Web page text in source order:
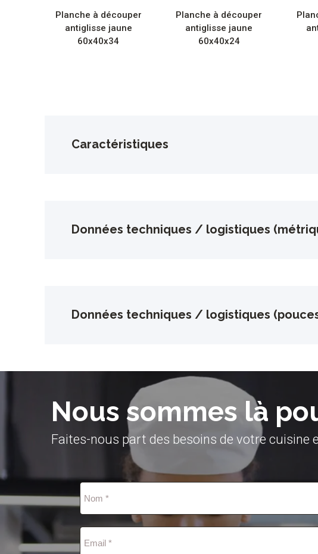
Planche à découper
antiglisse jaune
60x40x34
Planche à découper
antiglisse jaune
60x40x24
Caractéristiques
Données techniques / logistiques
Données techniques / logistiques
Nous sommes là
Faites-nous part des besoins de votre